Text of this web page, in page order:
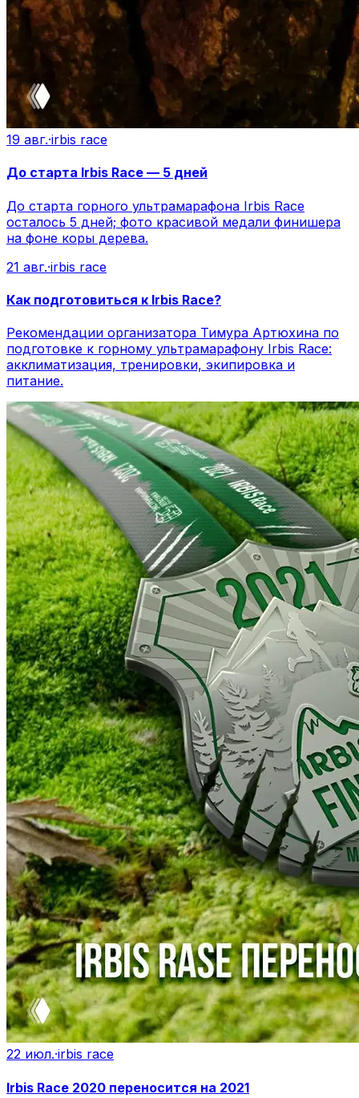
19 авг.·irbis race
До старта Irbis Race — 5 дней
До старта горного ультрамарафона Irbis Race
осталось 5 дней; фото красивой медали финишера
на фоне коры дерева.
21 авг.·irbis race
Как подготовиться к Irbis Race?
Рекомендации организатора Тимура Артюхина по
подготовке к горному ультрамарафону Irbis Race:
акклиматизация, тренировки, экипировка и
питание.
22 июл.·irbis race
Irbis Race 2020 переносится на 2021